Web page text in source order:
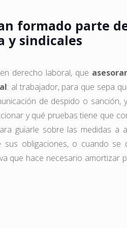
formado parte
y sindicales
derecho laboral, que
: al trabajador, para que sepa
de despido o sanción,
y qué pruebas tiene que
guiarle sobre las medidas a
obligaciones, o cuando se
que hace necesario amortizar